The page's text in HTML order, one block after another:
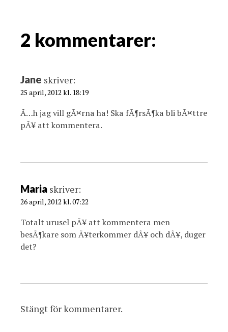
g
a
o
2 kommentarer:
Jane skriver:
25 april, 2012 kl. 18:19
Ã…h jag vill gÃ¤rna ha! Ska fÃ¶rsÃ¶ka bli bÃ¤ttre
pÃ¥ att kommentera.
Maria skriver:
26 april, 2012 kl. 07:22
Totalt urusel pÃ¥ att kommentera men
besÃ¶kare som Ã¥terkommer dÃ¥ och dÃ¥, duger
det?
Stängt för kommentarer.